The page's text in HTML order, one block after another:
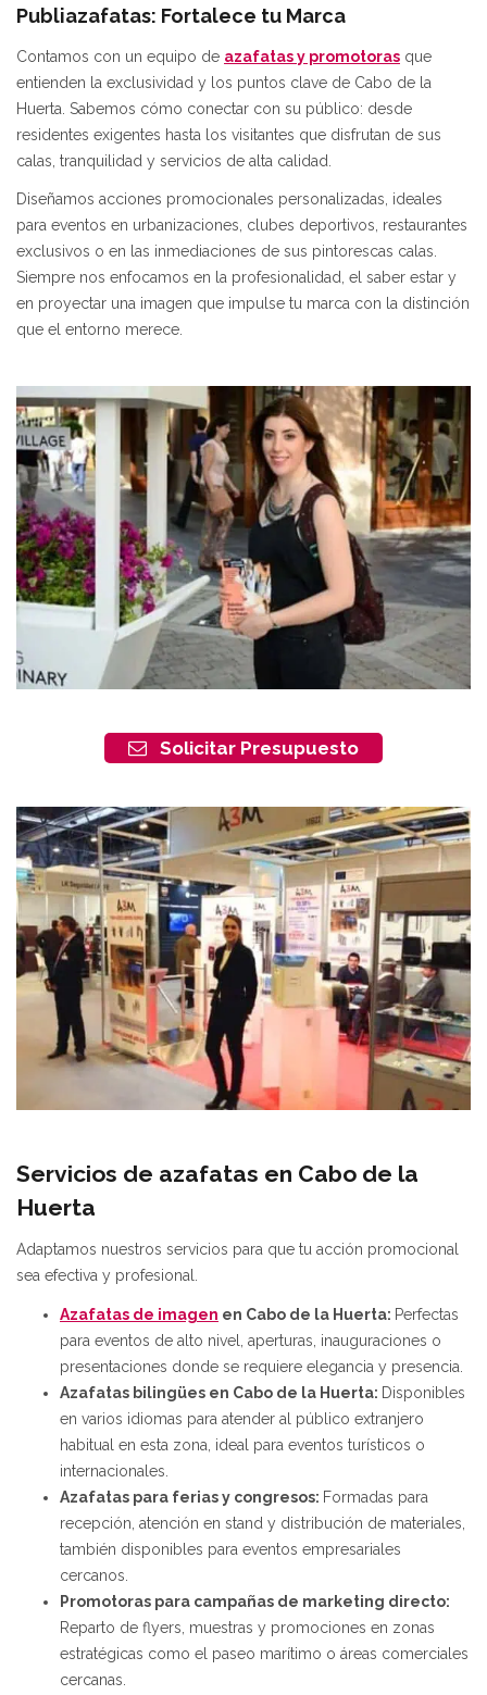
Publiazafatas: Fortalece tu Marca
Contamos con un equipo de azafatas y promotoras que
entienden la exclusividad y los puntos clave de Cabo de la
Huerta. Sabemos cómo conectar con su público: desde
residentes exigentes hasta los visitantes que disfrutan de sus
calas, tranquilidad y servicios de alta calidad.
Diseñamos acciones promocionales personalizadas, ideales
para eventos en urbanizaciones, clubes deportivos, restaurantes
exclusivos o en las inmediaciones de sus pintorescas calas.
Siempre nos enfocamos en la profesionalidad, el saber estar y
en proyectar una imagen que impulse tu marca con la distinción
que el entorno merece.
Solicitar Presupuesto
Servicios de azafatas en Cabo de la
Huerta
Adaptamos nuestros servicios para que tu acción promocional
sea efectiva y profesional.
Azafatas de imagen en Cabo de la Huerta: Perfectas
para eventos de alto nivel, aperturas, inauguraciones o
presentaciones donde se requiere elegancia y presencia.
Azafatas bilingües en Cabo de la Huerta: Disponibles
en varios idiomas para atender al público extranjero
habitual en esta zona, ideal para eventos turísticos o
internacionales.
Azafatas para ferias y congresos: Formadas para
recepción, atención en stand y distribución de materiales,
también disponibles para eventos empresariales
cercanos.
Promotoras para campañas de marketing directo:
Reparto de flyers, muestras y promociones en zonas
estratégicas como el paseo marítimo o áreas comerciales
cercanas.